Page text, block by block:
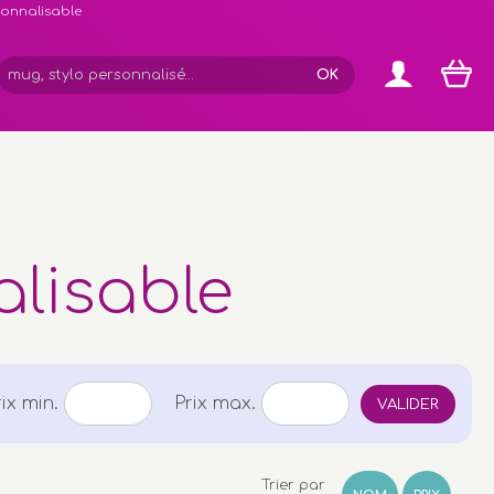
min. Prix max. VALIDER
Trier par